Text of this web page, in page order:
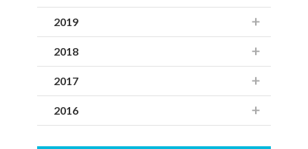
2019
2018
2017
2016